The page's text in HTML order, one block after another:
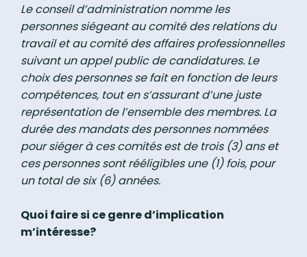
Le conseil d’administration nomme les
personnes siégeant au comité des relations du
travail et au comité des affaires professionnelles
suivant un appel public de candidatures. Le
choix des personnes se fait en fonction de leurs
compétences, tout en s’assurant d’une juste
représentation de l’ensemble des membres. La
durée des mandats des personnes nommées
pour siéger à ces comités est de trois (3) ans et
ces personnes sont rééligibles une (1) fois, pour
un total de six (6) années.
Quoi faire si ce genre d’implication
m’intéresse?